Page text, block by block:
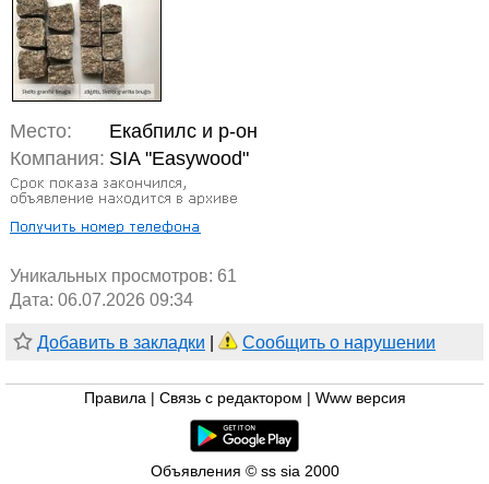
Место:
Екабпилс и р-он
Компания: SIA "Easywood"
Уникальных просмотров: 61
Дата: 06.07.2026 09:34
Добавить в закладки Сообщить о нарушении
Правила Связь с редактором Www версия
Объявления © ss sia 2000